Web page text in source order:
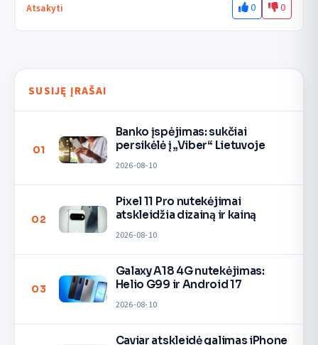
Atsakyti 0 0
SUSIJĘ ĮRAŠAI
01
Banko įspėjimas: sukčiai
persikėlė į „Viber“ Lietuvoje
2026-08-10
02
Pixel 11 Pro nutekėjimai
atskleidžia dizainą ir kainą
2026-08-10
03
Galaxy A18 4G nutekėjimas:
Helio G99 ir Android 17
2026-08-10
Caviar atskleidė galimas iPhone